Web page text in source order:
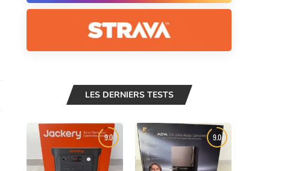
LES DERNIERS TESTS
9.0 9.0